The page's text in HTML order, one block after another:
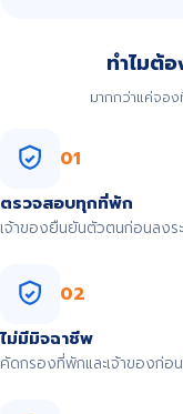
ทำไมต้
มากกว่าแค่จ
01
ตรวจสอบทุกที่พัก
เจ้าของยืนยันตัวตนก่อนลงร
02
ไม่มีมิจฉาชีพ
คัดกรองที่พักและเจ้าของก่อ